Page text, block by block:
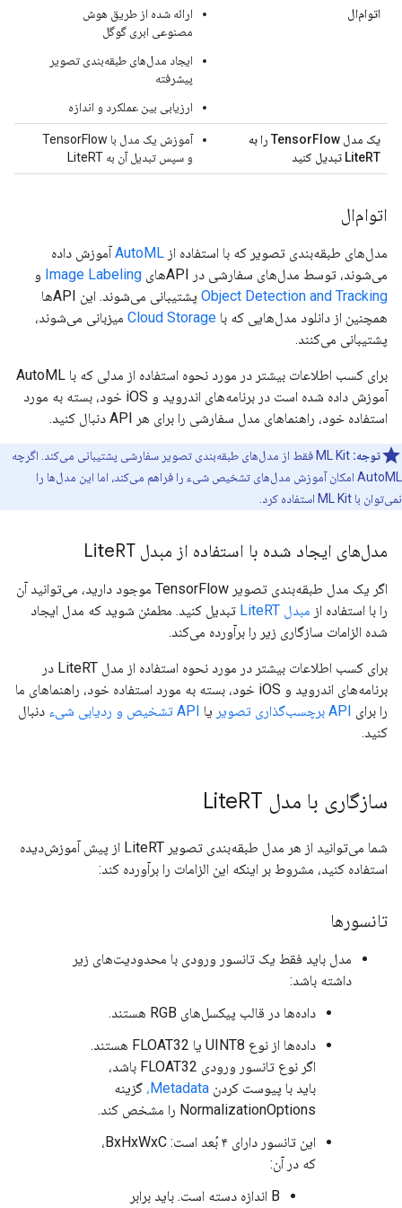
اتوام‌ال
ارائه شده از طریق هوش
مصنوعی ابری گوگل
ایجاد مدل‌های طبقه‌بندی تصویر
پیشرفته
ارزیابی بین عملکرد و اندازه
یک مدل TensorFlow را به
LiteRT تبدیل کنید
آموزش یک مدل با TensorFlow
و سپس تبدیل آن به LiteRT
اتوام‌ال
مدل‌های طبقه‌بندی تصویر که با استفاده از AutoMLآموزش داده
می‌شوند، توسط مدل‌های سفارشی در APIهای
Image Labeling و
Object Detection and Tracking
پشتیبانی می‌شوند. این APIها
همچنین از دانلود مدل‌هایی که با Cloud Storage میزبانی می‌شوند،
پشتیبانی می‌کنند.
برای کسب اطلاعات بیشتر در مورد نحوه استفاده از مدلی که با AutoML
آموزش داده شده است در برنامه‌های اندروید و iOS خود، بسته به مورد
استفاده خود، راهنماهای مدل سفارشی را برای هر API دنبال کنید.
توجه:
ML Kit فقط از مدل‌های طبقه‌بندی تصویر سفارشی پشتیبانی می‌کند. اگرچه
AutoML امکان آموزش مدل‌های تشخیص شیء را فراهم می‌کند، اما این مدل‌ها را
نمی‌توان با ML Kit استفاده کرد.
مدل‌های ایجاد شده با استفاده از مبدل Lite RT
اگر یک مدل طبقه‌بندی تصویر TensorFlow موجود دارید، می‌توانید آن
را با استفاده از مبدل LiteRT
تبدیل کنید. مطمئن شوید که مدل ایجاد
شده الزامات سازگاری زیر را برآورده می‌کند.
برای کسب اطلاعات بیشتر در مورد نحوه استفاده از مدل LiteRT در
برنامه‌های اندروید و iOS خود، بسته به مورد استفاده خود، راهنماهای ما
را برای API برچسب‌گذاری تصویر یا API تشخیص و ردیابی شیء
دنبال
کنید.
سازگاری با مدل Lite RT
شما می‌توانید از هر مدل طبقه‌بندی تصویر LiteRT از پیش آموزش‌دیده
استفاده کنید، مشروط بر اینکه این الزامات را برآورده کند:
تانسورها
مدل باید فقط یک تانسور ورودی با محدودیت‌های زیر
داشته باشد:
داده‌ها در قالب پیکسل‌های RGB هستند.
داده‌ها از نوع UINT8 یا FLOAT32 هستند.
اگر نوع تانسور ورودی FLOAT32 باشد،
باید با پیوست کردن Metadata، گزینه
NormalizationOptions را مشخص کند.
این تانسور دارای ۴ بُعد است: BxHxWxC،
که در آن:
B اندازه دسته است. باید برابر